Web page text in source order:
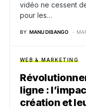
vidéo ne cessent
pour les…
BY MANU DIBANGO
WEB & MARKETING
ligne :
création et